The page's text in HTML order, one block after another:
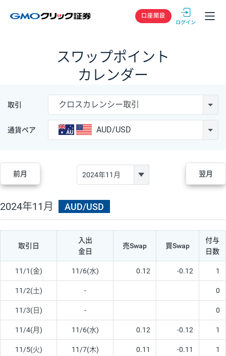
GMOクリック
口座開設
スワップポイント
カレンダー
取引 クロスカレンシー取引
通貨ペア AUD/USD
前月 翌月
2024年11月 AUD/USD
取引日
入出
金日
売Swap 買Swap
付与
日数
11/1(金) 11/6(水) 0.12 -0.12 1
11/2(土) - 0
11/3(日) - 0
11/4(月) 11/6(水) 0.12 -0.12 1
11/5(火) 11/7(木) 0.11 -0.11 1